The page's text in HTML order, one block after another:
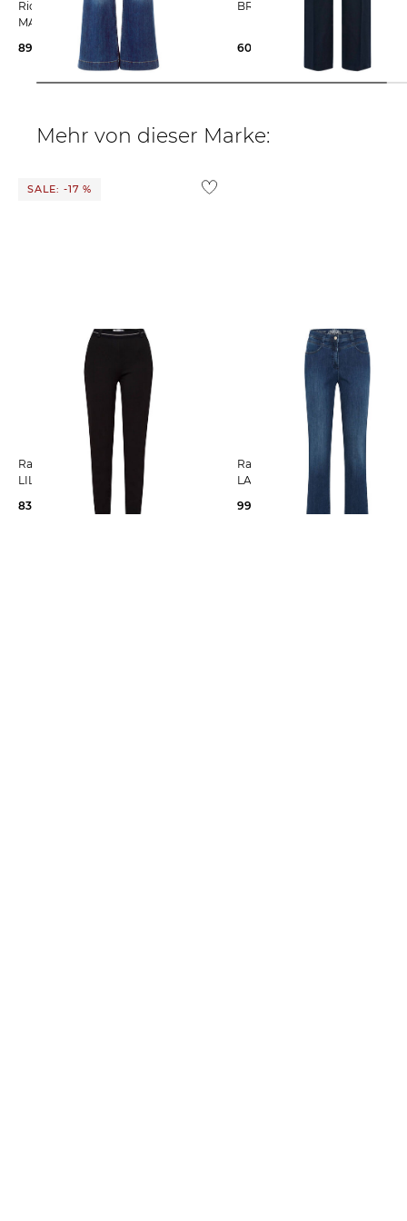
Rich & Royal | Damen Jeans
MARLENE Wide Leg
89,95 €
149,95 €
BRAX | Damen Stoffhose
60,15 €
Mehr von dieser Marke:
SALE: -17 %
Raphaela by Brax | Damen Hose
LILLYTH
83,35 €
99,95 €
Raphaela by Brax | Damen Jeans
LAURA
99,95 €